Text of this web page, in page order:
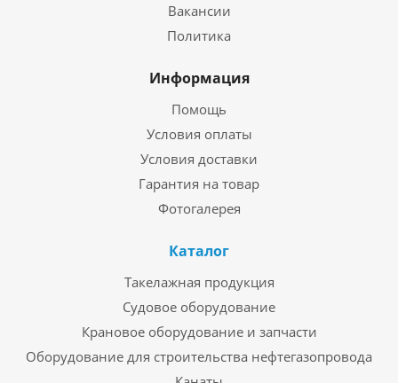
Вакансии
Политика
Информация
Помощь
Условия оплаты
Условия доставки
Гарантия на товар
Фотогалерея
Каталог
Такелажная продукция
Судовое оборудование
Крановое оборудование и запчасти
Оборудование для строительства нефтегазопровода